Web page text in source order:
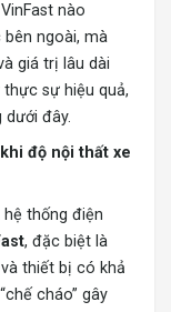
nào
ngoài, mà
giá trị lâu dài
sự hiệu quả,
dưới đây.
độ nội thất xe
thống điện
, đặc biệt là
thiết bị có khả
cháo” gây